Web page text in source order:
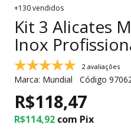
+130 vendidos
Kit 3 Alicates
Inox
2 avaliações
Marca: Mundial Código
R$118,47
R$114,92 com Pix